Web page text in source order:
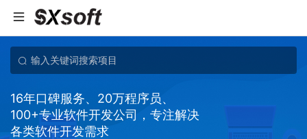
16年口碑服务、20万程序员、
100+专业软件开发公司，专注解决
各类软件开发需求